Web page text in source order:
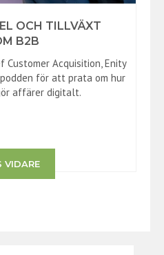
OCH TILLVÄXT
B2B
Customer Acquisition, Enity
för att prata om hur
affärer digitalt.
VIDARE